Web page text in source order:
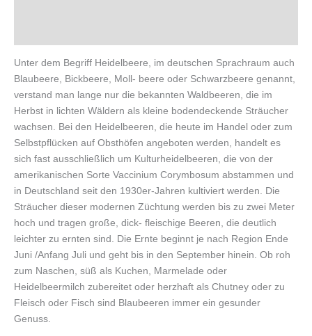
Unter dem Begriff Heidelbeere, im deutschen Sprachraum auch
Blaubeere, Bickbeere, Moll- beere oder Schwarzbeere genannt,
verstand man lange nur die bekannten Waldbeeren, die im
Herbst in lichten Wäldern als kleine bodendeckende Sträucher
wachsen. Bei den Heidelbeeren, die heute im Handel oder zum
Selbstpflücken auf Obsthöfen angeboten werden, handelt es
sich fast ausschließlich um Kulturheidelbeeren, die von der
amerikanischen Sorte Vaccinium Corymbosum abstammen und
in Deutschland seit den 1930er-Jahren kultiviert werden. Die
Sträucher dieser modernen Züchtung werden bis zu zwei Meter
hoch und tragen große, dick- fleischige Beeren, die deutlich
leichter zu ernten sind. Die Ernte beginnt je nach Region Ende
Juni /Anfang Juli und geht bis in den September hinein. Ob roh
zum Naschen, süß als Kuchen, Marmelade oder
Heidelbeermilch zubereitet oder herzhaft als Chutney oder zu
Fleisch oder Fisch sind Blaubeeren immer ein gesunder
Genuss.